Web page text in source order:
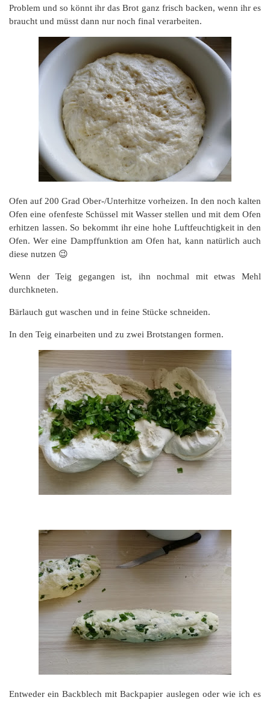
Problem und so könnt ihr das Brot ganz frisch backen, wenn ihr es
braucht und müsst dann nur noch final verarbeiten.
Ofen auf 200 Grad Ober-/Unterhitze vorheizen. In den noch kalten
Ofen eine ofenfeste Schüssel mit Wasser stellen und mit dem Ofen
erhitzen lassen. So bekommt ihr eine hohe Luftfeuchtigkeit in den
Ofen. Wer eine Dampffunktion am Ofen hat, kann natürlich auch
diese nutzen 😉
Wenn der Teig gegangen ist, ihn nochmal mit etwas Mehl
durchkneten.
Bärlauch gut waschen und in feine Stücke schneiden.
In den Teig einarbeiten und zu zwei Brotstangen formen.
Entweder ein Backblech mit Backpapier auslegen oder wie ich es